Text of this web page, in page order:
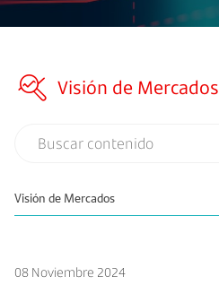
Visión de Mercados
08 Noviembre 2024